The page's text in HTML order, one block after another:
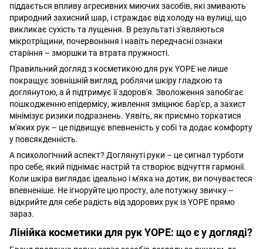
піддається впливу агресивних миючих засобів, які змивають
природний захисний шар, і страждає від холоду на вулиці, що
викликає сухість та лущення. В результаті з'являються
мікротріщини, почервоніння і навіть передчасні ознаки
старіння – зморшки та втрата пружності.
Правильний догляд з косметикою для рук YOPE не лише
покращує зовнішній вигляд, роблячи шкіру гладкою та
доглянутою, а й підтримує її здоров'я. Зволоження запобігає
пошкодженню епідермісу, живлення зміцнює бар'єр, а захист
мінімізує ризики подразнень. Уявіть, як приємно торкатися
м'яких рук – це підвищує впевненість у собі та додає комфорту
у повсякденність.
А психологічний аспект? Доглянуті руки – це сигнал турботи
про себе, який піднімає настрій та створює відчуття гармонії.
Коли шкіра виглядає ідеально і м'яка на дотик, ви почуваєтеся
впевненіше. Не ігноруйте цю просту, але потужну звичку –
відкрийте для себе радість від здорових рук із YOPE прямо
зараз.
Лінійка косметики для рук YOPE: що є у догляді?